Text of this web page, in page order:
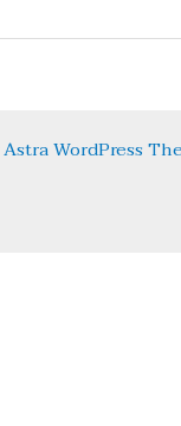
Astra WordPress